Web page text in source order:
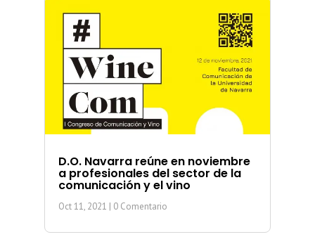
D.O. Navarra reúne en noviembre
a profesionales del sector de la
comunicación y el vino
Oct 11, 2021 | 0 Comentario